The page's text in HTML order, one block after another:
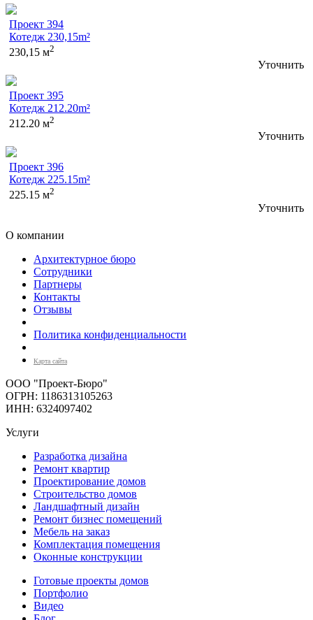
Проект 394
Котедж 230,15m²
230,15 м2
Уточнить
Проект 395
Котедж 212.20m²
212.20 м2
Уточнить
Проект 396
Котедж 225.15m²
225.15 м2
Уточнить
О компании
Архитектурное бюро
Сотрудники
Партнеры
Контакты
Отзывы
Политика конфиденциальности
Карта сайта
ООО "Проект-Бюро"
ОГРН: 1186313105263
ИНН: 6324097402
Услуги
Разработка дизайна
Ремонт квартир
Проектирование домов
Строительство домов
Ландшафтный дизайн
Ремонт бизнес помещений
Мебель на заказ
Комплектация помещения
Оконные конструкции
Готовые проекты домов
Портфолио
Видео